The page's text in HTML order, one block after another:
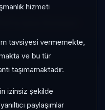
hizmeti
tavsiyesi vermemekte,
ve bu tür
taşımamaktadır.
izinsiz şekilde
paylaşımlar